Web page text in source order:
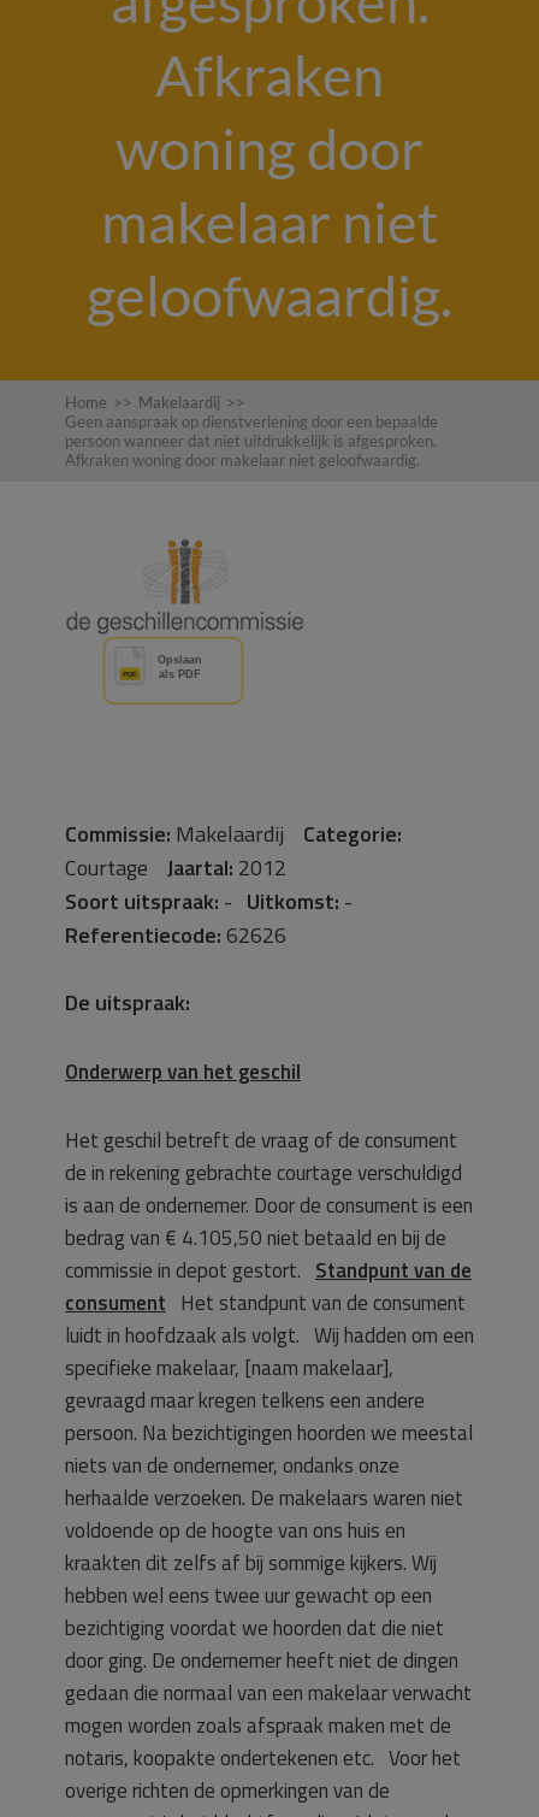
Afkraken
woning door
makelaar niet
geloofwaardig.
Home >> Makelaardij >>
Geen aanspraak op dienstverlening door een bepaalde
persoon wanneer dat niet uitdrukkelijk is afgesproken.
Afkraken woning door makelaar niet geloofwaardig.
Commissie: Makelaardij Categorie:
Courtage Jaartal: 2012
Soort uitspraak: - Uitkomst: -
Referentiecode:62626
De uitspraak:
Onderwerp van het geschil
Het geschil betreft de vraag of de consument
de in rekening gebrachte courtage verschuldigd
is aan de ondernemer. Door de consument is een
bedrag van € 4.105,50 niet betaald en bij de
commissie in depot gestort. Standpunt van de
consument Het standpunt van de consument
luidt in hoofdzaak als volgt. Wij hadden om een
specifieke makelaar, [naam makelaar],
gevraagd maar kregen telkens een andere
persoon. Na bezichtigingen hoorden we meestal
niets van de ondernemer, ondanks onze
herhaalde verzoeken. De makelaars waren niet
voldoende op de hoogte van ons huis en
kraakten dit zelfs af bij sommige kijkers. Wij
hebben wel eens twee uur gewacht op een
bezichtiging voordat we hoorden dat die niet
door ging. De ondernemer heeft niet de dingen
gedaan die normaal van een makelaar verwacht
mogen worden zoals afspraak maken met de
notaris, koopakte ondertekenen etc. Voor het
overige richten de opmerkingen van de